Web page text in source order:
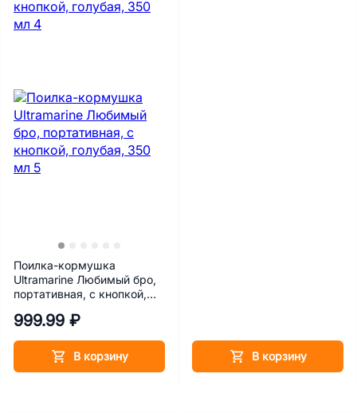
Поилка-кормушка
Ultramarine Любимый бро,
портативная, с кнопкой,
999.99 ₽
В корзину В корзину